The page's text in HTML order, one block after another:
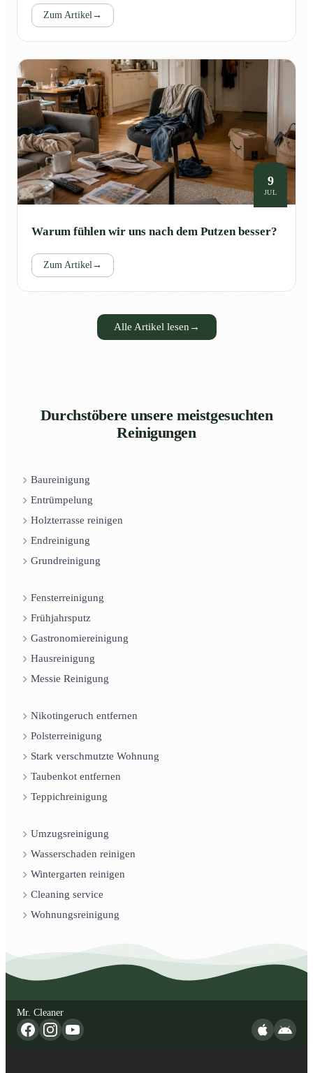
Zum Artikel→
9
JUL
Warum fühlen wir uns nach dem Putzen besser?
Zum Artikel→
Alle Artikel lesen →
Durchstöbere unsere meistgesuchten
Reinigungen
Baureinigung
Entrümpelung
Holzterrasse reinigen
Endreinigung
Grundreinigung
Fensterreinigung
Frühjahrsputz
Gastronomiereinigung
Hausreinigung
Messie Reinigung
Nikotingeruch entfernen
Polsterreinigung
Stark verschmutzte Wohnung
Taubenkot entfernen
Teppichreinigung
Umzugsreinigung
Wasserschaden reinigen
Wintergarten reinigen
Cleaning service
Wohnungsreinigung
Mr. Cleaner